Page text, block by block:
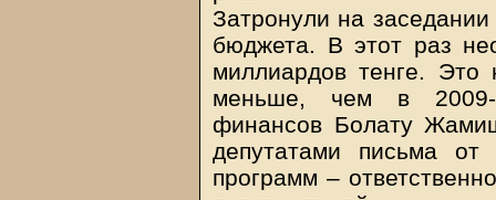
Затронули на
бюджета. В этот раз
миллиардов тенге.
меньше, чем в 2009-
финансов Болату
депутатами письма от
программ –